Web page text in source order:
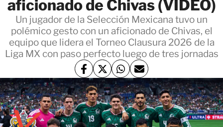
aficionado de Chivas (VIDEO)
Un jugador de la Selección Mexicana tuvo un
polémico gesto con un aficionado de Chivas, el
equipo que lidera el Torneo Clausura 2026 de la
Liga MX con paso perfecto luego de tres jornadas